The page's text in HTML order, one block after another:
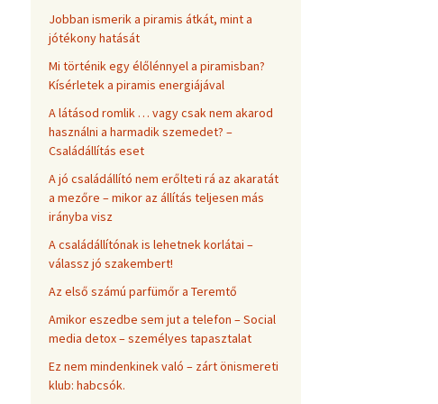
Jobban ismerik a piramis átkát, mint a
jótékony hatását
Mi történik egy élőlénnyel a piramisban?
Kísérletek a piramis energiájával
A látásod romlik … vagy csak nem akarod
használni a harmadik szemedet? –
Családállítás eset
A jó családállító nem erőlteti rá az akaratát
a mezőre – mikor az állítás teljesen más
irányba visz
A családállítónak is lehetnek korlátai –
válassz jó szakembert!
Az első számú parfümőr a Teremtő
Amikor eszedbe sem jut a telefon – Social
media detox – személyes tapasztalat
Ez nem mindenkinek való – zárt önismereti
klub: habcsók.